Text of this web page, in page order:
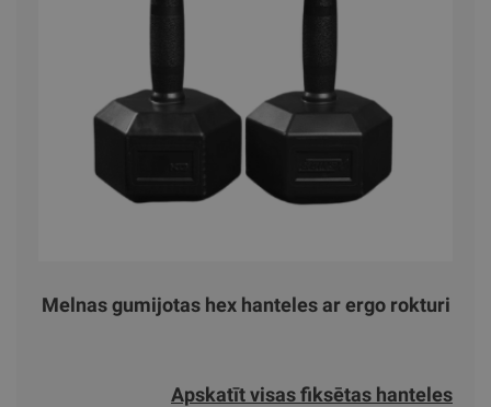
Melnas gumijotas hex hanteles ar ergo rokturi
Apskatīt visas fiksētas hanteles